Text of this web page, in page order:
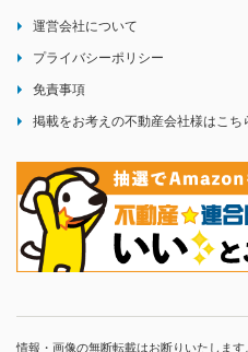
運営会社について
プライバシーポリシー
免責事項
掲載をお考えの不動産会社様はこち
情報・画像の無断転載はお断りいたします